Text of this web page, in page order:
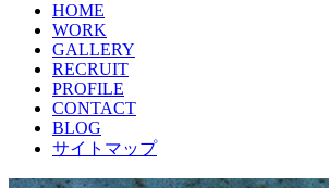
HOME
WORK
GALLERY
RECRUIT
PROFILE
CONTACT
BLOG
サイトマップ